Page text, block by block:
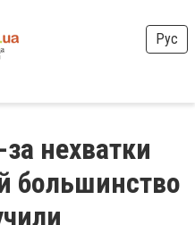
Рус
нехватки
большинство